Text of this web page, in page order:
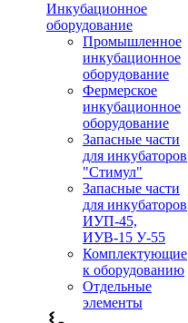
Инкубационное
оборудование
Промышленное
инкубационное
оборудование
Фермерское
инкубационное
оборудование
Запасные части
для инкубаторов
"Стимул"
Запасные части
для инкубаторов
ИУП-45,
ИУВ-15 У-55
Комплектующие
к оборудованию
Отдельные
элементы